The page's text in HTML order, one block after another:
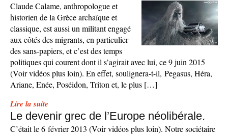
Claude Calame, anthropologue et
historien de la Grèce archaïque et
classique, est aussi un militant engagé
aux côtés des migrants, en particulier
des sans-papiers, et c’est des temps
politiques qui courent dont il s’agirait avec lui, ce 9 juin 2015
(Voir vidéos plus loin). En effet, soulignera-t-il, Pegasus, Héra,
Ariane, Enée, Poséidon, Triton et, le plus […]
Lire la suite
Le devenir grec de l’Europe néolibérale.
C’était le 6 février 2013 (Voir vidéos plus loin). Notre sociétaire